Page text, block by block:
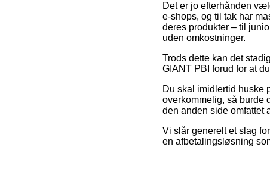
Det er jo efterhånden
e-shops, og til tak har
deres produkter – til
uden omkostninger.
Trods dette kan det
GIANT PBI forud for at
Du skal imidlertid huske
overkommelig, så burde
den anden side omfattet
Vi slår generelt et slag
en afbetalingsløsning